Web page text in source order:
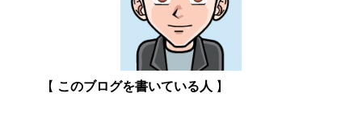
【 このブログを書いている人 】